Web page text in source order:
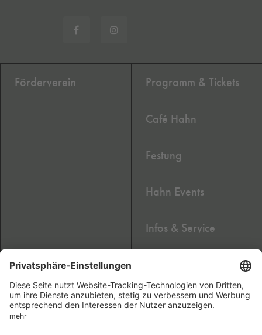
Förderverein Programm & Tickets
Café Hahn
Festung
Hahn Events
Infos & Service
2020 © Cafe Hahn GmbH